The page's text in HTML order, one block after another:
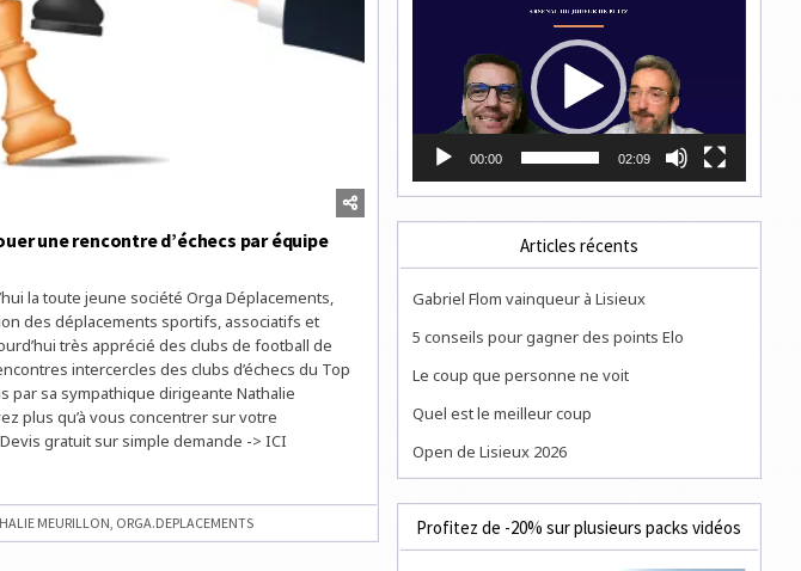
une rencontre d’échecs par équipe
la toute jeune société Orga Déplacements,
des déplacements sportifs, associatifs et
très apprécié des clubs de football de
intercercles des clubs d’échecs du Top
par sa sympathique dirigeante Nathalie
plus qu’à vous concentrer sur votre
gratuit sur simple demande -> ICI
MEURILLON ORGA.DEPLACEMENTS
00:00 02:09
Articles récents
Gabriel Flom vainqueur à Lisieux
5 conseils pour gagner des points Elo
Le coup que personne ne voit
Quel est le meilleur coup
Open de Lisieux 2026
Profitez de -20% sur plusieurs packs vidéos